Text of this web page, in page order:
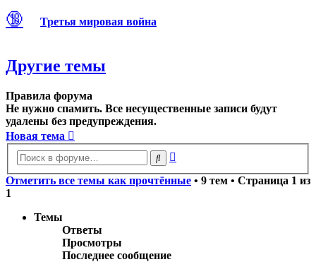
🔞 Третья мировая война
Другие темы
Правила форума
Не нужно спамить. Все несущественные записи будут
удалены без предупреждения.
Новая тема
Поиск
Отметить все темы как прочтённые • 9 тем • Страница 1 из
1
Темы
Ответы
Просмотры
Последнее сообщение